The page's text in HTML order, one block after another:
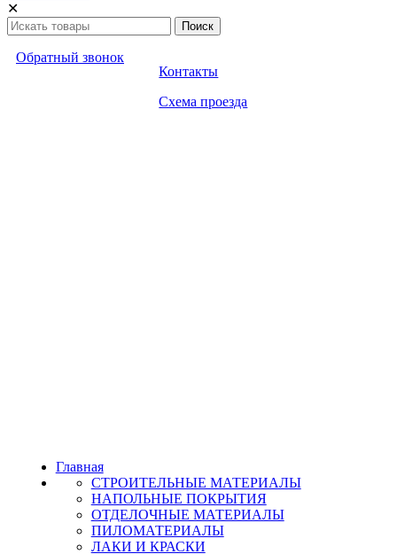
✕
Обратный звонок
Контакты
Схема проезда
Главная
СТРОИТЕЛЬНЫЕ МАТЕРИАЛЫ
НАПОЛЬНЫЕ ПОКРЫТИЯ
ОТДЕЛОЧНЫЕ МАТЕРИАЛЫ
ПИЛОМАТЕРИАЛЫ
ЛАКИ И КРАСКИ